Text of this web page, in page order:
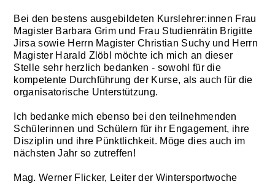
Bei den bestens ausgebildeten Kurslehrer:innen Frau
Magister Barbara Grim und Frau Studienrätin Brigitte
Jirsa sowie Herrn Magister Christian Suchy und Herrn
Magister Harald Zlöbl möchte ich mich an dieser
Stelle sehr herzlich bedanken - sowohl für die
kompetente Durchführung der Kurse, als auch für die
organisatorische Unterstützung.
Ich bedanke mich ebenso bei den teilnehmenden
Schülerinnen und Schülern für ihr Engagement, ihre
Disziplin und ihre Pünktlichkeit. Möge dies auch im
nächsten Jahr so zutreffen!
Mag. Werner Flicker, Leiter der Wintersportwoche